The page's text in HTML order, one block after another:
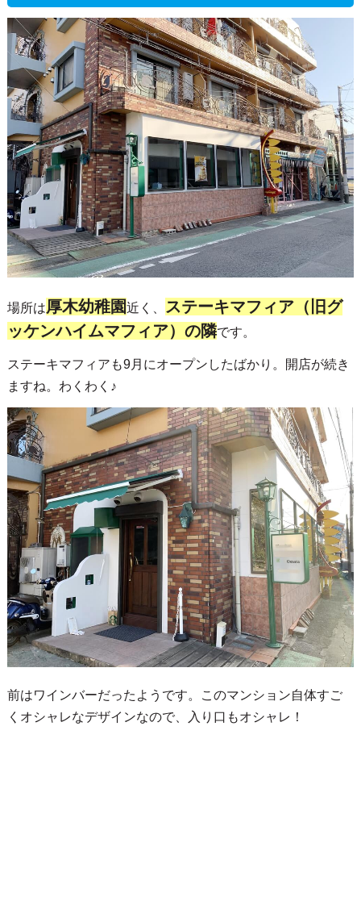
場所は厚木幼稚園近く、
ステーキマフィア（旧グ
ッケンハイムマフィア）の隣です。
ステーキマフィアも9月にオープンしたばかり。開店が続き
ますね。わくわく♪
前はワインバーだったようです。このマンション自体すご
くオシャレなデザインなので、入り口もオシャレ！